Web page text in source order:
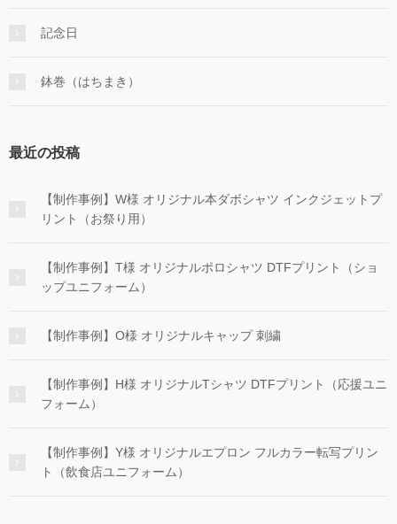
記念日
鉢巻（はちまき）
最近の投稿
【制作事例】W様 オリジナル本ダボシャツ インクジェットプ
リント（お祭り用）
【制作事例】T様 オリジナルポロシャツ DTFプリント（ショ
ップユニフォーム）
【制作事例】O様 オリジナルキャップ 刺繍
【制作事例】H様 オリジナルTシャツ DTFプリント（応援ユニ
フォーム）
【制作事例】Y様 オリジナルエプロン フルカラー転写プリン
ト（飲食店ユニフォーム）